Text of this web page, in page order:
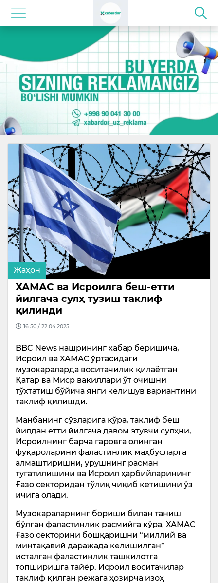
Жаҳон
ХАМАС ва Исроилга беш-етти
йилгача сулҳ тузиш таклиф
қилинди
16:50 / 22.04.2025
BBC News нашрининг хабар беришича,
Исроил ва ХАМАС ўртасидаги
музокараларда воситачилик қилаётган
Қатар ва Миср вакиллари ўт очишни
тўхтатиш бўйича янги келишув вариантини
таклиф қилишди.
Манбанинг сўзларига кўра, таклиф беш
йилдан етти йилгача давом этувчи сулҳни,
Исроилнинг барча гаровга олинган
фуқароларини фаластинлик маҳбусларга
алмаштиришни, урушнинг расман
тугатилишини ва Исроил ҳарбийларининг
Ғазо секторидан тўлиқ чиқиб кетишини ўз
ичига олади.
Музокараларнинг бориши билан таниш
бўлган фаластинлик расмийга кўра, ХАМАС
Ғазо секторини бошқаришни “миллий ва
минтақавий даражада келишилган”
исталган фаластинлик ташкилотга
топширишга тайёр. Исроил воситачилар
таклиф қилган режага ҳозирча изоҳ